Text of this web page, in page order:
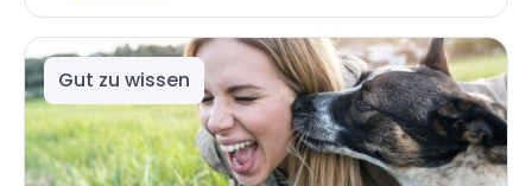
Gut zu wissen